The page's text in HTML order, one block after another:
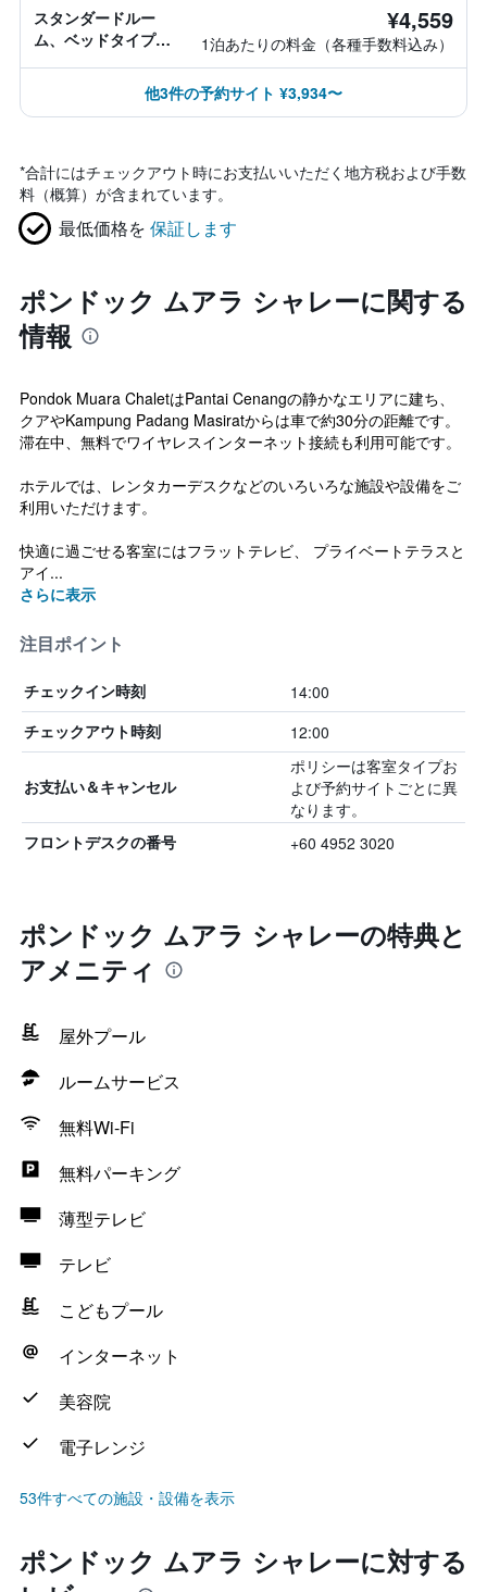
スタンダードルー
ム、ベッドタイプ情
¥4,559
1泊あたりの料金（各種手数料込み）
他3件の予約サイト ¥3,934〜
*合計にはチェックアウト時にお支払いいただく地方税および手数
料（概算）が含まれています。
最低価格を 保証します
ポンドック ムアラ シャレーに関する
情報
Pondok Muara ChaletはPantai Cenangの静かなエリアに建ち、
クアやKampung Padang Masiratからは車で約30分の距離です。
滞在中、無料でワイヤレスインターネット接続も利用可能です。
ホテルでは、レンタカーデスクなどのいろいろな施設や設備をご
利用いただけます。
快適に過ごせる客室にはフラットテレビ、 プライベートテラスと
アイ...
さらに表示
注目ポイント
チェックイン時刻 14:00
チェックアウト時刻 12:00
お支払い＆キャンセル
ポリシーは客室タイプお
よび予約サイトごとに異
なります。
フロントデスクの番号 +60 4952 3020
ポンドック ムアラ シャレーの特典と
アメニティ
屋外プール
ルームサービス
無料Wi-Fi
無料パーキング
薄型テレビ
テレビ
こどもプール
インターネット
美容院
電子レンジ
53件すべての施設・設備を表示
ポンドック ムアラ シャレーに対する